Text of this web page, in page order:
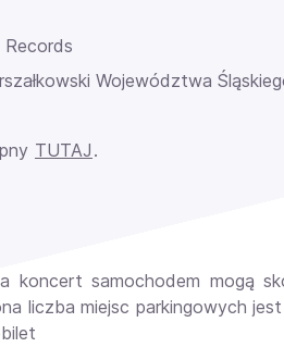
Województwa
TUTAJ .
koncert samochodem mogą
liczba miejsc parkingowych